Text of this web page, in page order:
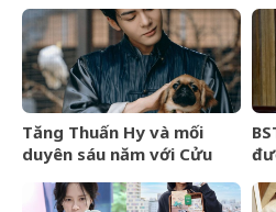
thượng lưu
Tăng Thuấn Hy và mối
duyên sáu năm với Cửu